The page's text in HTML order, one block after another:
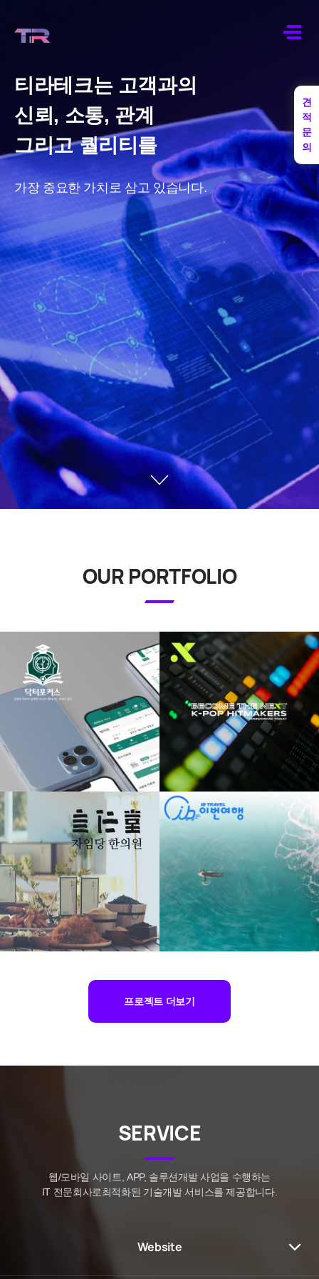
견
적
문
의
티라테크는 고객과의
신뢰, 소통, 관계
그리고 퀄리티를
가장 중요한 가치로 삼고 있습니다.
OUR PORTFOLIO
자세히 보기 자세히
프로젝트 더보기
SERVICE
웹/모바일 사이트, APP, 솔루션개발 사업을 수행하는
IT 전문회사로최적화된 기술개발 서비스를 제공합니다.
Website